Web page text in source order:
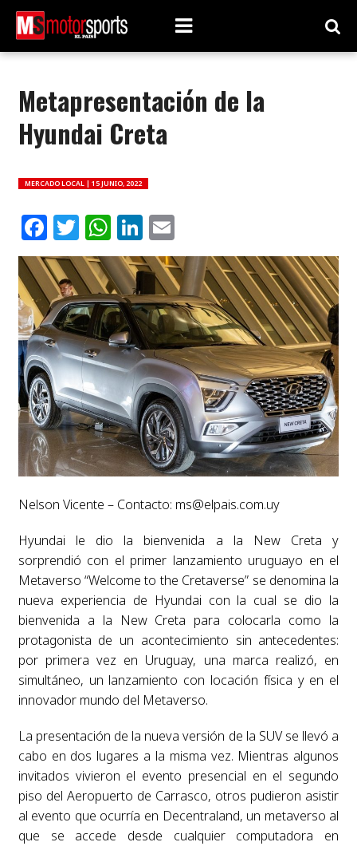
Metapresentación de la
Hyundai Creta
MERCADO LOCAL | 15 JUNIO, 2022
Facebook
Twitter
WhatsApp
LinkedIn
Email
Nelson Vicente – Contacto: ms@elpais.com.uy
Hyundai le dio la bienvenida a la New Creta y
sorprendió con el primer lanzamiento uruguayo en el
Metaverso “Welcome to the Cretaverse” se denomina la
nueva experiencia de Hyundai con la cual se dio la
bienvenida a la New Creta para colocarla como la
protagonista de un acontecimiento sin antecedentes:
por primera vez en Uruguay, una marca realizó, en
simultáneo, un lanzamiento con locación física y en el
innovador mundo del Metaverso.
La presentación de la nueva versión de la SUV se llevó a
cabo en dos lugares a la misma vez. Mientras algunos
invitados vivieron el evento presencial en el segundo
piso del Aeropuerto de Carrasco, otros pudieron asistir
al evento que ocurría en Decentraland, un metaverso al
que se accede desde cualquier computadora en